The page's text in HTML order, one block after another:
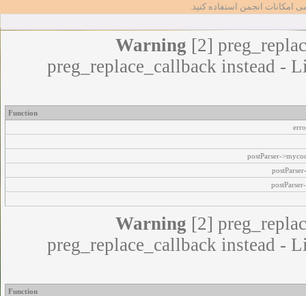
امکانات انجمن استفاده کنید.
Warning [2]
preg_replace_callback instead -
Function
postParser-
Warning [2]
preg_replace_callback instead -
Function